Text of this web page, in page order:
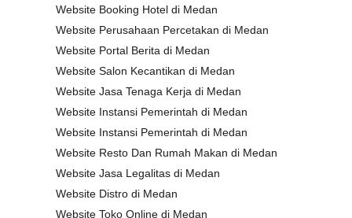
Website Booking Hotel di Medan
Website Perusahaan Percetakan di Medan
Website Portal Berita di Medan
Website Salon Kecantikan di Medan
Website Jasa Tenaga Kerja di Medan
Website Instansi Pemerintah di Medan
Website Instansi Pemerintah di Medan
Website Resto Dan Rumah Makan di Medan
Website Jasa Legalitas di Medan
Website Distro di Medan
Website Toko Online di Medan